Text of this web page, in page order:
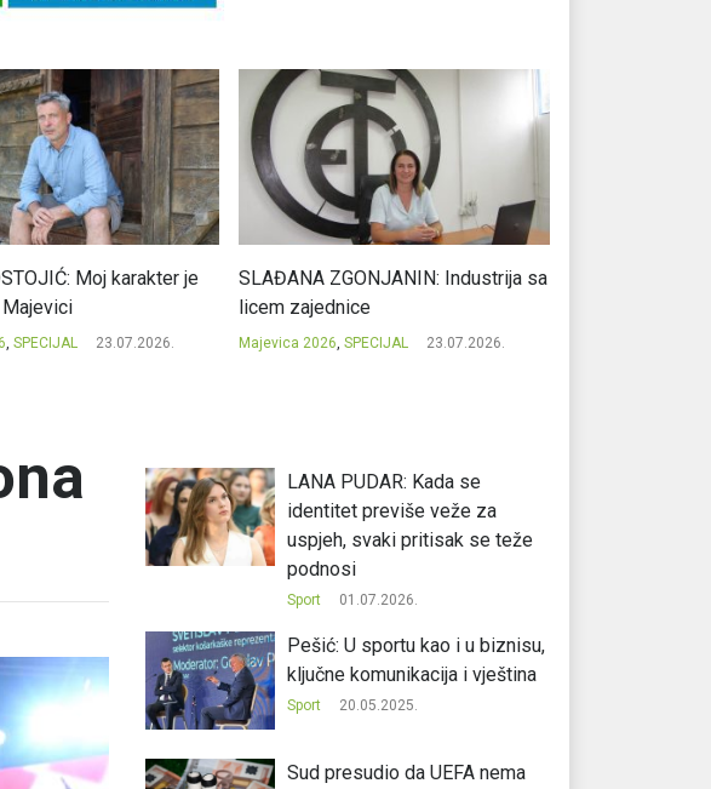
Moj karakter je
, SPECIJAL 23.07.2026.
SLAĐANA ZGONJANIN: Industrija sa
licem zajednice
Majevica 2026, SPECIJAL 23.07.2026.
LANA PUDAR: Kada se
identitet previše veže za
uspjeh, svaki pritisak se teže
podnosi
Sport 01.07.2026.
Pešić: U sportu kao i u biznisu,
ključne komunikacija i vještina
Sport 20.05.2025.
Sud presudio da UEFA nema